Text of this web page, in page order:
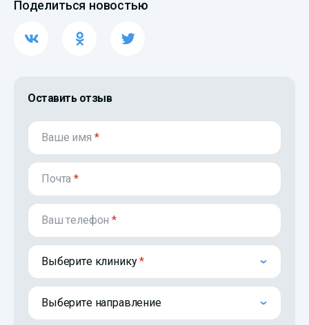
Поделиться новостью
Оставить отзыв
Ваше имя *
Почта*
Ваш телефон*
Выберите клинику
Выберите направление